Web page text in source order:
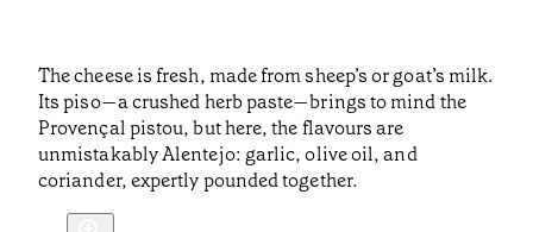
The cheese is fresh, made from sheep’s or goat’s milk.
Its piso—a crushed herb paste—brings to mind the
Provençal pistou, but here, the flavours are
unmistakably Alentejo: garlic, olive oil, and
coriander, expertly pounded together.